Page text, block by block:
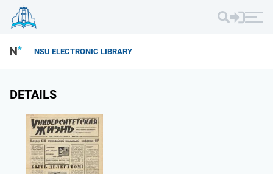
NSU ELECTRONIC LIBRARY
DETAILS